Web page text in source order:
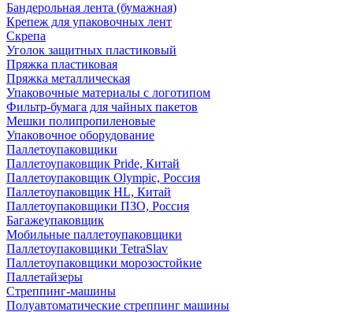
Бандерольная лента (бумажная)
Крепеж для упаковочных лент
Скрепа
Уголок защитных пластиковый
Пряжка пластиковая
Пряжка металлическая
Упаковочные материалы с логотипом
Фильтр-бумага для чайных пакетов
Мешки полипропиленовые
Упаковочное оборудование
Паллетоупаковщики
Паллетоупаковщик Pride, Китай
Паллетоупаковщик Olympic, Россия
Паллетоупаковщик HL, Китай
Паллетоупаковщики ПЗО, Россия
Багажеупаковщик
Мобильные паллетоупаковщики
Паллетоупаковщики TetraSlav
Паллетоупаковщики морозостойкие
Паллетайзеры
Стреппинг-машины
Полуавтоматические стреппинг машины